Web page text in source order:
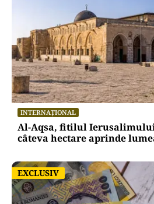
INTERNAȚIONAL
Al-Aqsa, fitilul
câteva hectare aprinde
EXCLUSIV
EXCLUSIV